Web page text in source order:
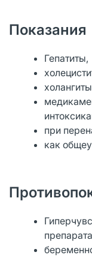
Показания
Гепатиты,
при
как